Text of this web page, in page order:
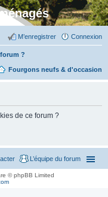
Connexion
M’enregistrer
?
Fourgons neufs & d'occasion
R
de ce forum ?
L’équipe du forum
© phpBB Limited